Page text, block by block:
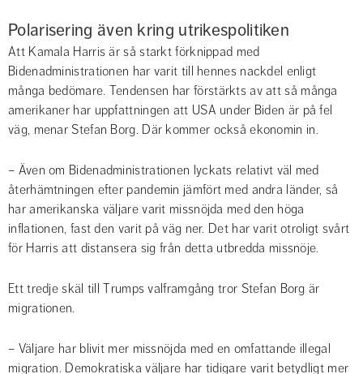
Polarisering även kring utrikespolitiken
Att Kamala Harris är så starkt förknippad med
Bidenadministrationen har varit till hennes nackdel enligt
många bedömare. Tendensen har förstärkts av att så många
amerikaner har uppfattningen att USA under Biden är på fel
väg, menar Stefan Borg. Där kommer också ekonomin in.
– Även om Bidenadministrationen lyckats relativt väl med
återhämtningen efter pandemin jämfört med andra länder, så
har amerikanska väljare varit missnöjda med den höga
inflationen, fast den varit på väg ner. Det har varit otroligt svårt
för Harris att distansera sig från detta utbredda missnöje.
Ett tredje skäl till Trumps valframgång tror Stefan Borg är
migrationen.
– Väljare har blivit mer missnöjda med en omfattande illegal
migration. Demokratiska väljare har tidigare varit betydligt mer